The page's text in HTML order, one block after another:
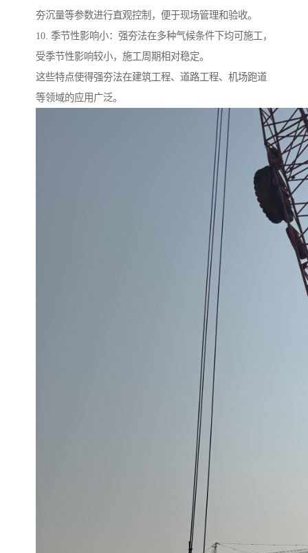
夯沉量等参数进行直观控制，便于现场管理和验收。
10. 季节性影响小：强夯法在多种气候条件下均可施工，
受季节性影响较小，施工周期相对稳定。
这些特点使得强夯法在建筑工程、道路工程、机场跑道
等领域的应用广泛。